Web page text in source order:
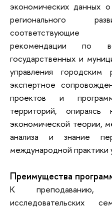
экономических данных
регионального
соответствующие
рекомендации по
государственных и
управления городским
экспертное
проектов и
территорий,
экономической теории,
анализа и знание
международной практики
Преимущества
К преподаванию,
исследовательских